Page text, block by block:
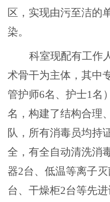
区，实现由污至洁的
染。
科室现配有工作
术骨干为主体，其中
管护师6名、护士1名
名，构建了结构合理
队，所有消毒员均持
全，有全自动清洗消
器2台、低温等离子
台、干燥柜2台等先